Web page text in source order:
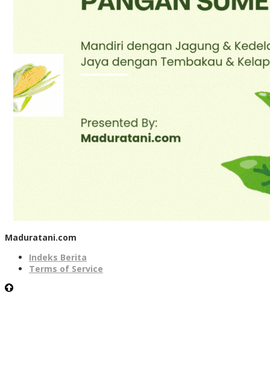
Maduratani.com
Indeks Berita
Terms of Service